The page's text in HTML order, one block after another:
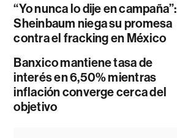
“Yo nunca lo dije en campaña”:
Sheinbaum niega su promesa
contra el fracking en México
Banxico mantiene tasa de
interés en 6,50% mientras
inflación converge cerca del
objetivo